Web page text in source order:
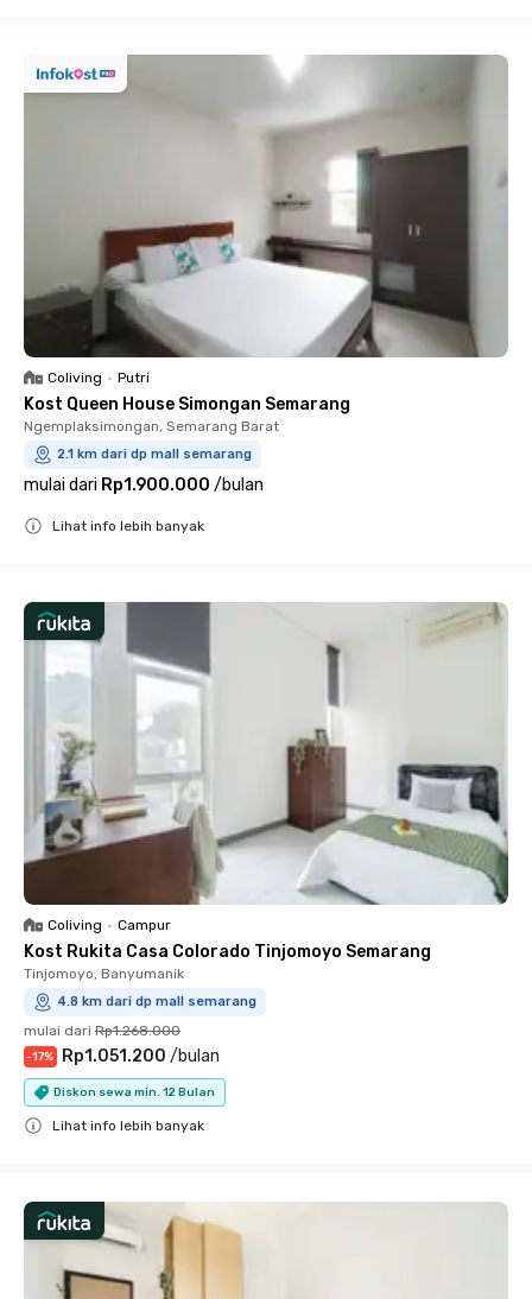
Coliving • Putri
Kost Queen House Simongan Semarang
Ngemplaksimongan, Semarang Barat
2.1 km dari dp mall semarang
mulai dari Rp1.900.000 /bulan
Lihat info lebih banyak
Coliving • Campur
Kost Rukita Casa Colorado Tinjomoyo Semarang
Tinjomoyo, Banyumanik
4.8 km dari dp mall semarang
mulai dari Rp1.268.000
-17% Rp1.051.200 /bulan
Diskon sewa min. 12 Bulan
Lihat info lebih banyak